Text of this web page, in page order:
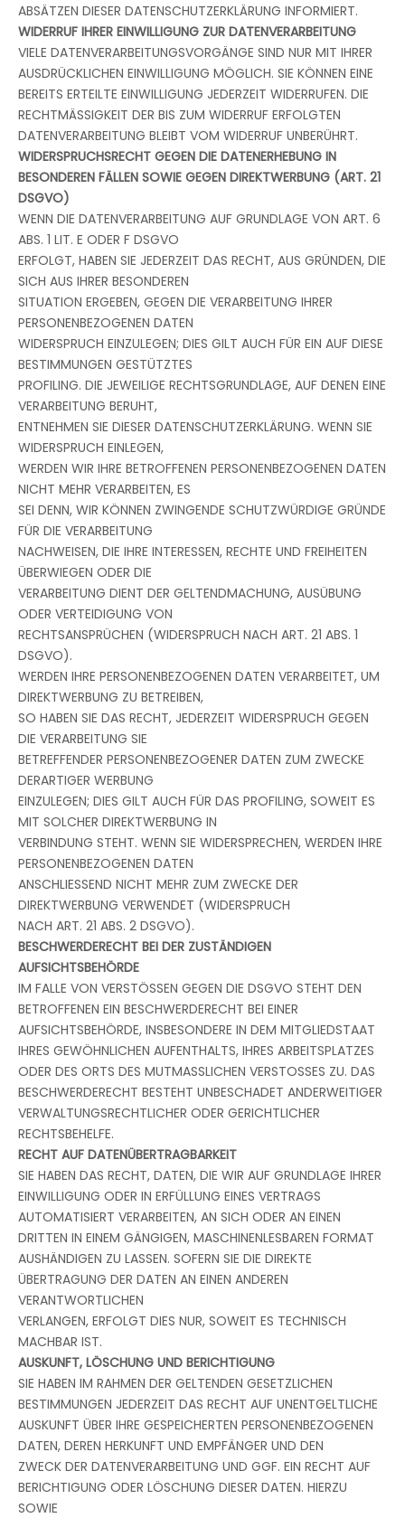
ABSÄTZEN DIESER DATENSCHUTZERKLÄRUNG INFORMIERT.
WIDERRUF IHRER EINWILLIGUNG ZUR DATENVERARBEITUNG
VIELE DATENVERARBEITUNGSVORGÄNGE SIND NUR MIT IHRER
AUSDRÜCKLICHEN EINWILLIGUNG MÖGLICH. SIE KÖNNEN EINE
BEREITS ERTEILTE EINWILLIGUNG JEDERZEIT WIDERRUFEN. DIE
RECHTMÄSSIGKEIT DER BIS ZUM WIDERRUF ERFOLGTEN
DATENVERARBEITUNG BLEIBT VOM WIDERRUF UNBERÜHRT.
WIDERSPRUCHSRECHT GEGEN DIE DATENERHEBUNG IN
BESONDEREN FÄLLEN SOWIE GEGEN DIREKTWERBUNG (ART. 21
DSGVO)
WENN DIE DATENVERARBEITUNG AUF GRUNDLAGE VON ART. 6
ABS. 1 LIT. E ODER F DSGVO
ERFOLGT, HABEN SIE JEDERZEIT DAS RECHT, AUS GRÜNDEN, DIE
SICH AUS IHRER BESONDEREN
SITUATION ERGEBEN, GEGEN DIE VERARBEITUNG IHRER
PERSONENBEZOGENEN DATEN
WIDERSPRUCH EINZULEGEN; DIES GILT AUCH FÜR EIN AUF DIESE
BESTIMMUNGEN GESTÜTZTES
PROFILING. DIE JEWEILIGE RECHTSGRUNDLAGE, AUF DENEN EINE
VERARBEITUNG BERUHT,
ENTNEHMEN SIE DIESER DATENSCHUTZERKLÄRUNG. WENN SIE
WIDERSPRUCH EINLEGEN,
WERDEN WIR IHRE BETROFFENEN PERSONENBEZOGENEN DATEN
NICHT MEHR VERARBEITEN, ES
SEI DENN, WIR KÖNNEN ZWINGENDE SCHUTZWÜRDIGE GRÜNDE
FÜR DIE VERARBEITUNG
NACHWEISEN, DIE IHRE INTERESSEN, RECHTE UND FREIHEITEN
ÜBERWIEGEN ODER DIE
VERARBEITUNG DIENT DER GELTENDMACHUNG, AUSÜBUNG
ODER VERTEIDIGUNG VON
RECHTSANSPRÜCHEN (WIDERSPRUCH NACH ART. 21 ABS. 1
DSGVO).
WERDEN IHRE PERSONENBEZOGENEN DATEN VERARBEITET, UM
DIREKTWERBUNG ZU BETREIBEN,
SO HABEN SIE DAS RECHT, JEDERZEIT WIDERSPRUCH GEGEN
DIE VERARBEITUNG SIE
BETREFFENDER PERSONENBEZOGENER DATEN ZUM ZWECKE
DERARTIGER WERBUNG
EINZULEGEN; DIES GILT AUCH FÜR DAS PROFILING, SOWEIT ES
MIT SOLCHER DIREKTWERBUNG IN
VERBINDUNG STEHT. WENN SIE WIDERSPRECHEN, WERDEN IHRE
PERSONENBEZOGENEN DATEN
ANSCHLIESSEND NICHT MEHR ZUM ZWECKE DER
DIREKTWERBUNG VERWENDET (WIDERSPRUCH
NACH ART. 21 ABS. 2 DSGVO).
BESCHWERDERECHT BEI DER ZUSTÄNDIGEN
AUFSICHTSBEHÖRDE
IM FALLE VON VERSTÖSSEN GEGEN DIE DSGVO STEHT DEN
BETROFFENEN EIN BESCHWERDERECHT BEI EINER
AUFSICHTSBEHÖRDE, INSBESONDERE IN DEM MITGLIEDSTAAT
IHRES GEWÖHNLICHEN AUFENTHALTS, IHRES ARBEITSPLATZES
ODER DES ORTS DES MUTMASSLICHEN VERSTOSSES ZU. DAS
BESCHWERDERECHT BESTEHT UNBESCHADET ANDERWEITIGER
VERWALTUNGSRECHTLICHER ODER GERICHTLICHER
RECHTSBEHELFE.
RECHT AUF DATENÜBERTRAGBARKEIT
SIE HABEN DAS RECHT, DATEN, DIE WIR AUF GRUNDLAGE IHRER
EINWILLIGUNG ODER IN ERFÜLLUNG EINES VERTRAGS
AUTOMATISIERT VERARBEITEN, AN SICH ODER AN EINEN
DRITTEN IN EINEM GÄNGIGEN, MASCHINENLESBAREN FORMAT
AUSHÄNDIGEN ZU LASSEN. SOFERN SIE DIE DIREKTE
ÜBERTRAGUNG DER DATEN AN EINEN ANDEREN
VERANTWORTLICHEN
VERLANGEN, ERFOLGT DIES NUR, SOWEIT ES TECHNISCH
MACHBAR IST.
AUSKUNFT, LÖSCHUNG UND BERICHTIGUNG
SIE HABEN IM RAHMEN DER GELTENDEN GESETZLICHEN
BESTIMMUNGEN JEDERZEIT DAS RECHT AUF UNENTGELTLICHE
AUSKUNFT ÜBER IHRE GESPEICHERTEN PERSONENBEZOGENEN
DATEN, DEREN HERKUNFT UND EMPFÄNGER UND DEN
ZWECK DER DATENVERARBEITUNG UND GGF. EIN RECHT AUF
BERICHTIGUNG ODER LÖSCHUNG DIESER DATEN. HIERZU
SOWIE